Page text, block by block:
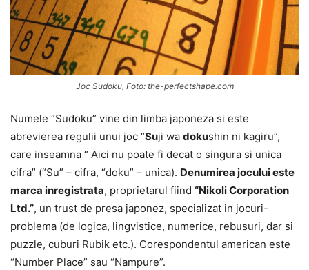
Joc Sudoku, Foto: the-perfectshape.com
Numele “Sudoku” vine din limba japoneza si este
abrevierea regulii unui joc “Suji wa dokushin ni kagiru”,
care inseamna “ Aici nu poate fi decat o singura si unica
cifra” (“Su” – cifra, “doku” – unica). Denumirea jocului este
marca inregistrata, proprietarul fiind “Nikoli Corporation
Ltd.”, un trust de presa japonez, specializat in jocuri-
problema (de logica, lingvistice, numerice, rebusuri, dar si
puzzle, cuburi Rubik etc.). Corespondentul american este
“Number Place” sau “Nampure”.